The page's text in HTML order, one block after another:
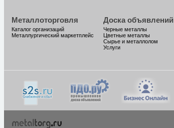
Металлоторговля
Каталог организаций
Металлургический маркетплейс
Доска объявлений
Черные металлы
Цветные металлы
Сырье и металлолом
Услуги